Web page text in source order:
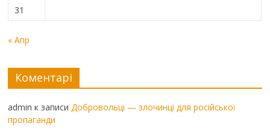
31
« Апр
Коментарі
admin к записиДобровольці — злочинці для російської
пропаганди